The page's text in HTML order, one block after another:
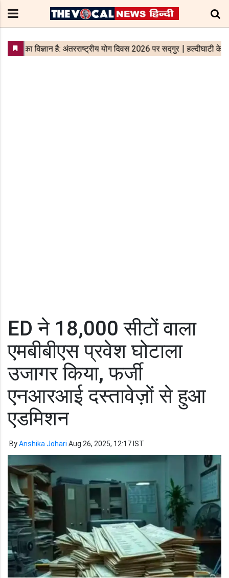
ED ने 18,000 सीटों वाला
एमबीबीएस प्रवेश घोटाला
उजागर किया, फर्जी
एनआरआई दस्तावेज़ों से हुआ
एडमिशन
ByAnshika Johari Aug 26, 2025, 12:17 IST